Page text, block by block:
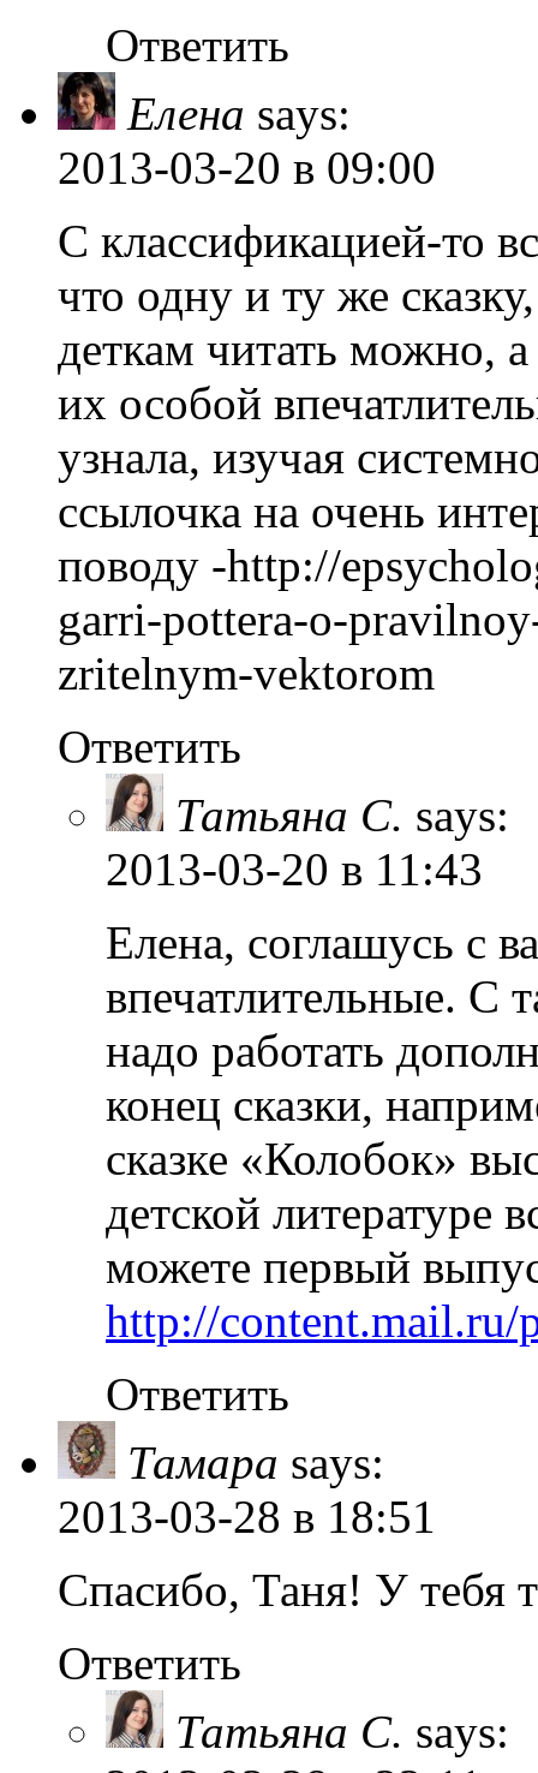
Ответить
Елена says:
2013-03-20 в 09:00
С классификацией-то
что одну и ту же
деткам читать можно,
их особой
узнала, изучая
ссылочка на очень
поводу -http://
garri-pottera-o-
zritelnym-vektorom
Ответить
Татьяна С. says:
2013-03-20 в 11:43
Елена, соглашусь с
впечатлительные. С
надо работать
конец сказки,
сказке «Колобок»
детской литературе
можете первый
http://content.mail.ru/
Ответить
Тамара says:
2013-03-28 в 18:51
Спасибо, Таня! У тебя
Ответить
Татьяна С. says: